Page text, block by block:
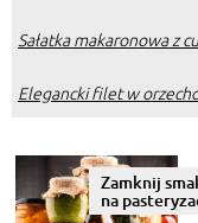
Sałatka makaronowa z
Elegancki filet w
Zamknij
na